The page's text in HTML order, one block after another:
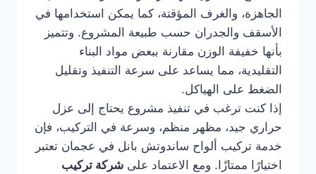
الجاهزة، والغرف المؤقتة، كما يمكن استخدامها في
الأسقف والجدران حسب طبيعة المشروع. وتتميز
بأنها خفيفة الوزن مقارنة ببعض مواد البناء
التقليدية، مما يساعد على سرعة التنفيذ وتقليل
الضغط على الهياكل.
إذا كنت ترغب في تنفيذ مشروع يحتاج إلى عزل
حراري جيد، مظهر منظم، وسرعة في التركيب، فإن
خدمة تركيب ألواح ساندوتش بانل في عجمان تعتبر
اختيارًا ممتازًا. ومع الاعتماد على شركة تركيب